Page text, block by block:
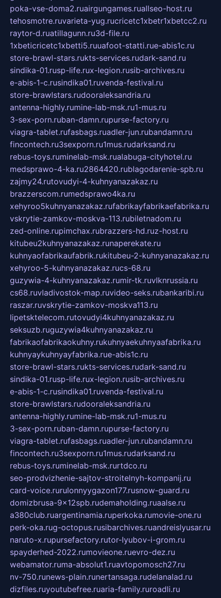
poka-vse-doma2.ruairgungames.ruallseo-host.ru
tehosmotre.ruvarieta-yug.rucricetc1xbetr1xbetcc2.ru
raytor-d.ruatillagunn.ru3d-file.ru
1xbeticricetc1xbetti5.ruuafoot-statti.rue-abis1c.ru
store-brawl-stars.rukts-services.rudark-sand.ru
sindika-01.rusp-life.rux-legion.rusib-archives.ru
e-abis-1-c.rusindika01.ruvenda-festival.ru
store-brawlstars.rudooraleksandria.ru
antenna-highly.rumine-lab-msk.ru1-mus.ru
3-sex-porn.ruban-damn.rupurse-factory.ru
viagra-tablet.rufasbags.ruadler-jun.rubandamn.ru
fincontech.ru3sexporn.ru1mus.rudarksand.ru
rebus-toys.ruminelab-msk.rualabuga-cityhotel.ru
medsprawo-4-ka.ru2864420.rublagodarenie-spb.ru
zajmy24.rutovudyi-4-kuhnyanazakaz.ru
brazzerscom.rumedsprawo4ka.ru
xehyroo5kuhnyanazakaz.rufabrikayfabrikaefabrika.ru
vskrytie-zamkov-moskva-113.rubiletnadom.ru
zed-online.rupimchax.rubrazzers-hd.ruz-host.ru
kitubeu2kuhnyanazakaz.runaperekate.ru
kuhnyaofabrikaufabrik.rukitubeu-2-kuhnyanazakaz.ru
xehyroo-5-kuhnyanazakaz.rucs-68.ru
guzywia-4-kuhnyanazakaz.rumir-tk.ruvlknrussia.ru
cs68.ruvladivostok-map.ruvideo-seks.rubankaribi.ru
raszar.ruvskrytie-zamkov-moskva113.ru
lipetsktelecom.rutovudyi4kuhnyanazakaz.ru
seksuzb.ruguzywia4kuhnyanazakaz.ru
fabrikaofabrikaokuhny.rukuhnyaekuhnyaafabrika.ru
kuhnyaykuhnyayfabrika.rue-abis1c.ru
store-brawl-stars.rukts-services.rudark-sand.ru
sindika-01.rusp-life.rux-legion.rusib-archives.ru
e-abis-1-c.rusindika01.ruvenda-festival.ru
store-brawlstars.rudooraleksandria.ru
antenna-highly.rumine-lab-msk.ru1-mus.ru
3-sex-porn.ruban-damn.rupurse-factory.ru
viagra-tablet.rufasbags.ruadler-jun.rubandamn.ru
fincontech.ru3sexporn.ru1mus.rudarksand.ru
rebus-toys.ruminelab-msk.rurtdco.ru
seo-prodvizhenie-sajtov-stroitelnyh-kompanij.ru
card-voice.rurulonnyygazon177.rusnow-guard.ru
domizbrusa-9x12spb.rudemaholding.ruaalse.ru
a380club.ruargentinamia.ruperkoka.rumovie-one.ru
perk-oka.rug-octopus.rusibarchives.ruandreislyusar.ru
naruto-x.rupursefactory.rutor-lyubov-i-grom.ru
spayderhed-2022.rumovieone.ruevro-dez.ru
webamator.ruma-absolut1.ruavtopomosch27.ru
nv-750.runews-plain.runertansaga.rudelanalad.ru
dizfiles.ruyoutubefree.ruaria-family.ruroadli.ru